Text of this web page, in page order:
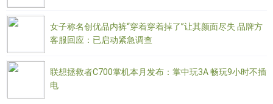
女子称名创优品内裤“穿着穿着掉了”让其颜面尽失 品牌方
客服回应：已启动紧急调查
联想拯救者C700掌机本月发布：掌中玩3A 畅玩9小时不插
电